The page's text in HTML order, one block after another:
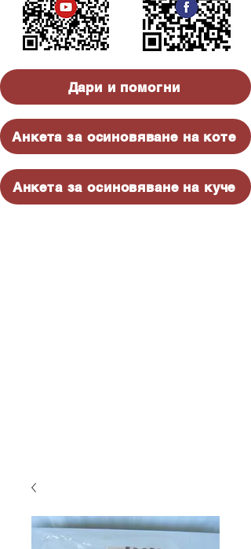
Дари и помогни
Анкета за осиновяване на коте
Анкета за осиновяване на куче